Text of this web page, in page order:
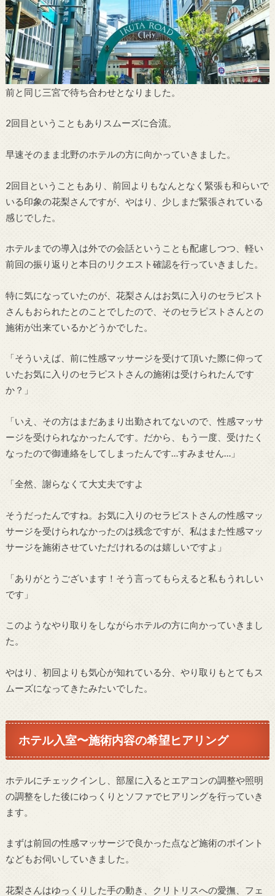
前と同じ三宮で待ち合わせとなりました。
2回目ということもありスムーズに合流。
早速そのまま北野のホテルの方に向かっていきました。
2回目ということもあり、前回よりもなんとなく緊張も和らいで
いる印象の花梨さんですが、やはり、少しまだ緊張されている
感じでした。
ホテルまでの導入は外での会話ということも配慮しつつ、軽い
前回の振り返りと本日のリクエスト確認を行っていきました。
特に気になっていたのが、花梨さんはお気に入りのセラピスト
さんもおられたとのことでしたので、そのセラピストさんとの
施術が出来ているかどうかでした。
「そういえば、前に性感マッサージを受けて頂いた際に仰って
いたお気に入りのセラピストさんの施術は受けられたんです
か？」
「いえ、その方はまだあまり出勤されてないので、性感マッサ
ージを受けられなかったんです。だから、もう一度、受けたく
なったので御連絡をしてしまったんです…すみません…」
「全然、謝らなくて大丈夫ですよ
そうだったんですね。お気に入りのセラピストさんの性感マッ
サージを受けられなかったのは残念ですが、私はまた性感マッ
サージを施術させていただけれるのは嬉しいですよ」
「ありがとうございます！そう言ってもらえると私もうれしい
です」
このようなやり取りをしながらホテルの方に向かっていきまし
た。
やはり、初回よりも気心が知れている分、やり取りもとてもス
ムーズになってきたみたいでした。
ホテル入室〜施術内容の希望ヒアリング
ホテルにチェックインし、部屋に入るとエアコンの調整や照明
の調整をした後にゆっくりとソファでヒアリングを行っていき
ます。
まずは前回の性感マッサージで良かった点など施術のポイント
などもお伺いしていきました。
花梨さんはゆっくりした手の動き、クリトリスへの愛撫、フェ